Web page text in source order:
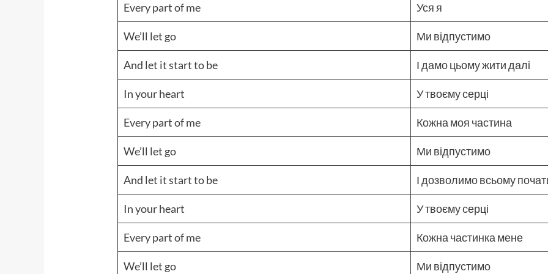
Every part of me Уся я
We’ll let go Ми відпустимо
And let it start to be І дамо цьому жити далі
In your heart У твоєму серці
Every part of me Кожна моя частина
We’ll let go Ми відпустимо
And let it start to be І дозволимо всьому
In your heart У твоєму серці
Every part of me Кожна частинка мене
We’ll let go Ми відпустимо